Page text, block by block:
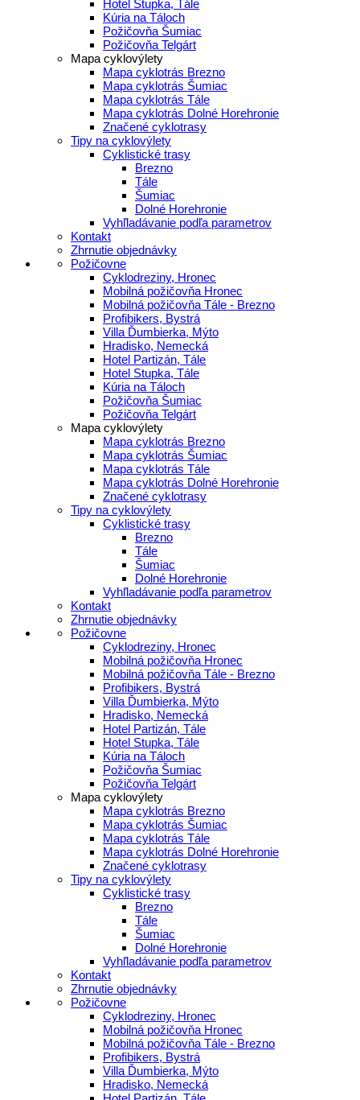
Hotel Stupka, Tále
Kúria na Táloch
Požičovňa Šumiac
Požičovňa Telgárt
Mapa cyklovýlety
Mapa cyklotrás Brezno
Mapa cyklotrás Šumiac
Mapa cyklotrás Tále
Mapa cyklotrás Dolné Horehronie
Značené cyklotrasy
Tipy na cyklovýlety
Cyklistické trasy
Brezno
Tále
Šumiac
Dolné Horehronie
Vyhľladávanie podľa parametrov
Kontakt
Zhrnutie objednávky
Požičovne
Cyklodreziny, Hronec
Mobilná požičovňa Hronec
Mobilná požičovňa Tále - Brezno
Profibikers, Bystrá
Villa Ďumbierka, Mýto
Hradisko, Nemecká
Hotel Partizán, Tále
Hotel Stupka, Tále
Kúria na Táloch
Požičovňa Šumiac
Požičovňa Telgárt
Mapa cyklovýlety
Mapa cyklotrás Brezno
Mapa cyklotrás Šumiac
Mapa cyklotrás Tále
Mapa cyklotrás Dolné Horehronie
Značené cyklotrasy
Tipy na cyklovýlety
Cyklistické trasy
Brezno
Tále
Šumiac
Dolné Horehronie
Vyhľladávanie podľa parametrov
Kontakt
Zhrnutie objednávky
Požičovne
Cyklodreziny, Hronec
Mobilná požičovňa Hronec
Mobilná požičovňa Tále - Brezno
Profibikers, Bystrá
Villa Ďumbierka, Mýto
Hradisko, Nemecká
Hotel Partizán, Tále
Hotel Stupka, Tále
Kúria na Táloch
Požičovňa Šumiac
Požičovňa Telgárt
Mapa cyklovýlety
Mapa cyklotrás Brezno
Mapa cyklotrás Šumiac
Mapa cyklotrás Tále
Mapa cyklotrás Dolné Horehronie
Značené cyklotrasy
Tipy na cyklovýlety
Cyklistické trasy
Brezno
Tále
Šumiac
Dolné Horehronie
Vyhľladávanie podľa parametrov
Kontakt
Zhrnutie objednávky
Požičovne
Cyklodreziny, Hronec
Mobilná požičovňa Hronec
Mobilná požičovňa Tále - Brezno
Profibikers, Bystrá
Villa Ďumbierka, Mýto
Hradisko, Nemecká